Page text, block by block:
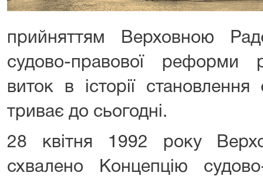
прийняттям Верховною
судово-правової реформи
виток в історії
триває до сьогодні.
28 квітня 1992 року
схвалено Концепцію